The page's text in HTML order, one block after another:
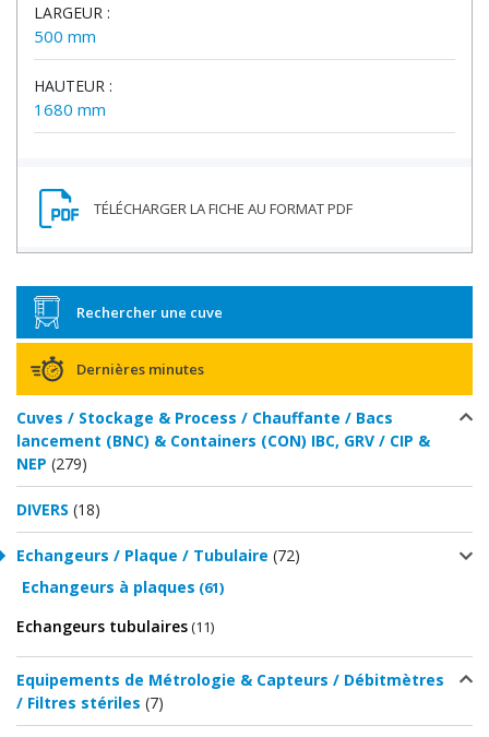
Rechercher une cuve
Dernières minutes
Cuves / Stockage & Process / Chauffante / Bacs
lancement (BNC) & Containers (CON) IBC, GRV / CIP &
NEP (279)
DIVERS (18)
Echangeurs / Plaque / Tubulaire (72)
Echangeurs à plaques (61)
Echangeurs tubulaires(11)
Equipements de Métrologie & Capteurs / Débitmètres
/ Filtres stériles (7)
LARGEUR :
500 mm
HAUTEUR :
1680 mm